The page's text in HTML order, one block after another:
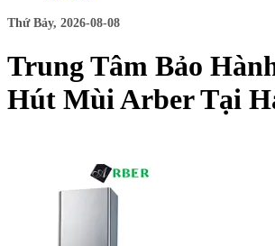
Thứ Bảy, 2026-08-08
Trung Tâm Bảo
Hút Mùi Arber Tại